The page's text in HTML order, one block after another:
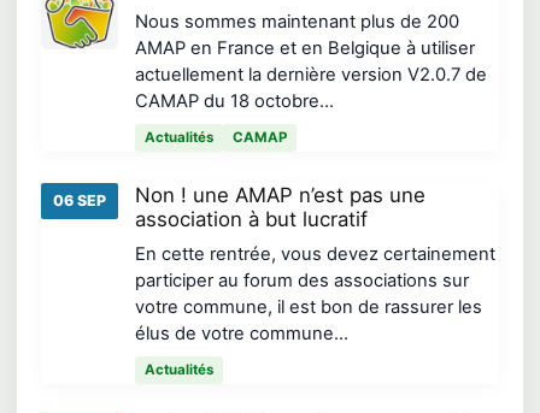
Nous sommes maintenant plus de 200
AMAP en France et en Belgique à utiliser
actuellement la dernière version V2.0.7 de
CAMAP du 18 octobre…
Actualités CAMAP
06 SEP
Non ! une AMAP n’est pas une
association à but lucratif
En cette rentrée, vous devez certainement
participer au forum des associations sur
votre commune, il est bon de rassurer les
élus de votre commune…
Actualités